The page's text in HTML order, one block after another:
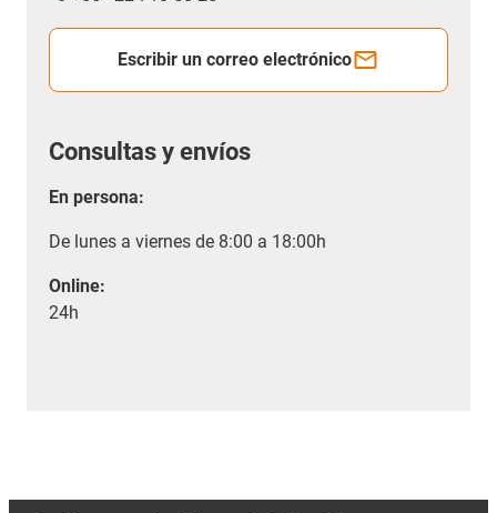
Escribir un correo electrónico
Consultas y envíos
En persona:
De lunes a viernes de 8:00 a 18:00h
Online:
24h